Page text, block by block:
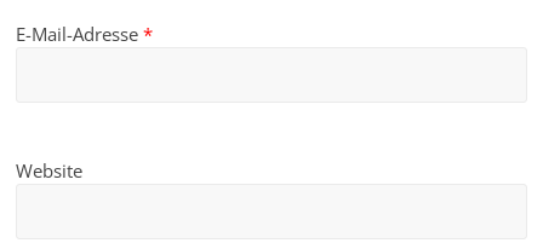
E-Mail-Adresse*
Website